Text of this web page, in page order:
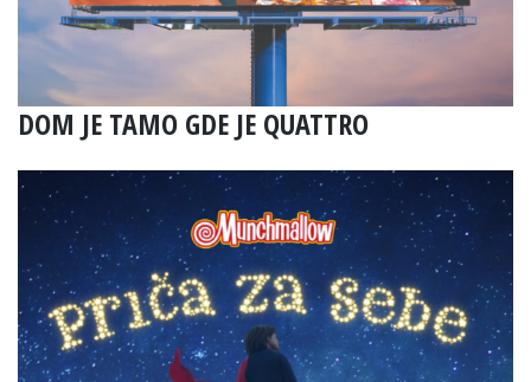
DOM JE TAMO GDE JE QUATTRO